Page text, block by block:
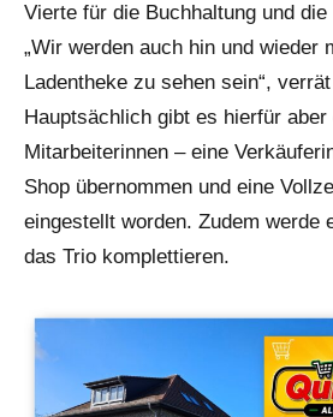
Vierte für die Buchhaltung und
„Wir werden auch hin und wieder
Ladentheke zu sehen sein“,
Hauptsächlich gibt es hierfür aber
Mitarbeiterinnen – eine
Shop übernommen und eine
eingestellt worden. Zudem werde
das Trio komplettieren.